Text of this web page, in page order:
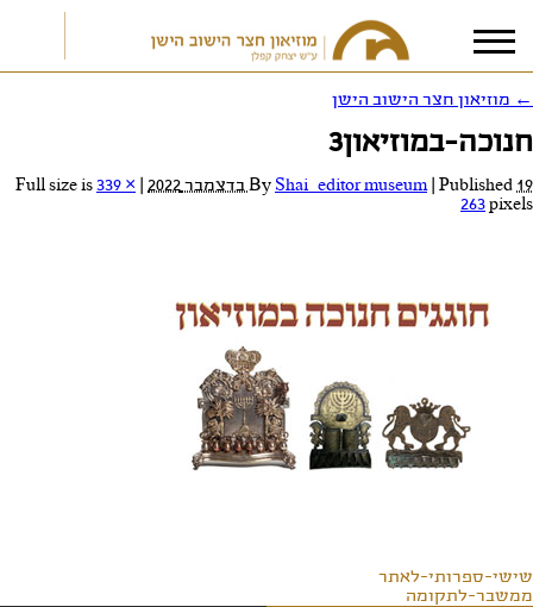
אני מאשר/ת אתתנאי הפרטיות
← מוזיאון חצר הישוב הישן
חנוכה-במוזיאון3
By Shai_editor museum Published 19 בדצמבר 2022
339 ×
263pixels
שישי-ספרותי-לאתר
ממשבר-לתקומה